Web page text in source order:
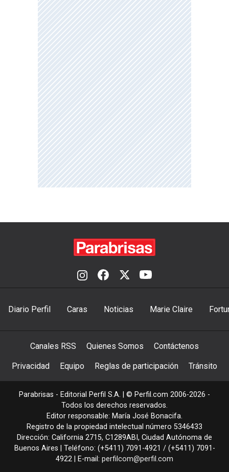
Diario Perfil Caras Noticias Marie Claire
Canales RSS Quienes Somos Contáctenos
Privacidad Equipo Reglas de participación Tránsito
Parabrisas - Editorial Perfil S.A. | © Perfil.com 2006-2026 -
Todos los derechos reservados.
Editor responsable: María José Bonacifa.
Registro de la propiedad intelectual número 5346433
Dirección: California 2715, C1289ABI , Ciudad Autónoma de
Buenos Aires | Teléfono: (+5411) 7091-4921 / (+5411) 7091-
4922 | E-mail: perfilcom@perfil.com